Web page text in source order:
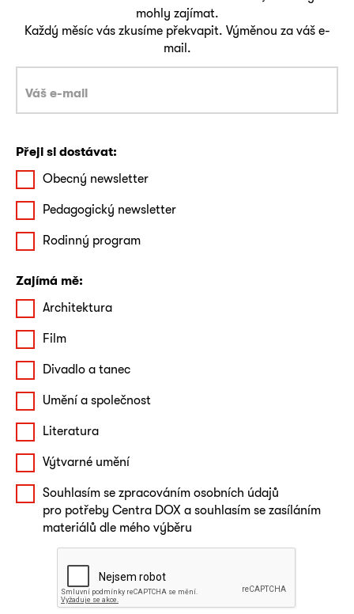
mohly zajímat.
Každý měsíc vás zkusíme překvapit. Výměnou za váš e-
mail.
Přeji si dostávat:
Obecný newsletter
Pedagogický newsletter
Rodinný program
Zajímá mě:
Architektura
Film
Divadlo a tanec
Umění a společnost
Literatura
Výtvarné umění
Souhlasím se zpracováním osobních údajů
pro potřeby Centra DOX a souhlasím se zasíláním
materiálů dle mého výběru